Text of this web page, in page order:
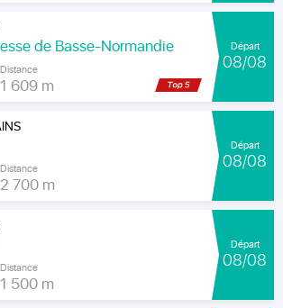
de Basse-Normandie
Distance
1 609 m
Départ
08/08
Distance
2 700 m
Départ
08/08
Distance
1 500 m
Départ
08/08